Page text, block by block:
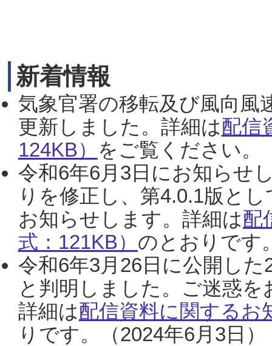
新着情報
気象官署の移転及び風向風
更新しました。詳細は配信
124KB） をご覧ください。
令和6年6月3日にお知らせ
りを修正し、第4.0.1版と
お知らせします。詳細は配
式：121KB） のとおりです
令和6年3月26日に公開し
と判明しました。ご迷惑
詳細は配信資料に関するお
りです。（2024年6月3日）